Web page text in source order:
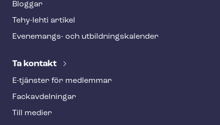
Bloggar
Tehy-lehti artikel
Evenemangs- och ut­bild­nings­ka­len­der
Ta kontakt
E-tjänster för medlemmar
Fackav­del­ning­ar
Till medier